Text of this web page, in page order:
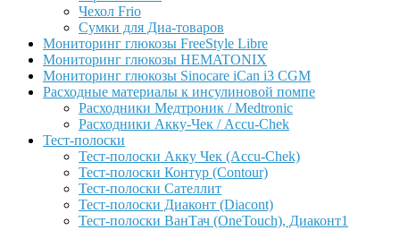
Чехол Frio
Сумки для Диа-товаров
Мониторинг глюкозы FreeStyle Libre
Мониторинг глюкозы HEMATONIX
Мониторинг глюкозы Sinocare iCan i3 CGM
Расходные материалы к инсулиновой помпе
Расходники Медтроник / Medtronic
Расходники Акку-Чек / Accu-Chek
Тест-полоски
Тест-полоски Акку Чек (Accu-Chek)
Тест-полоски Контур (Contour)
Тест-полоски Сателлит
Тест-полоски Диаконт (Diacont)
Тест-полоски ВанТач (OneTouch), Диаконт1